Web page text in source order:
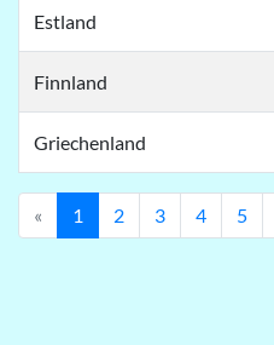
Estland
Finnland
Griechenland
« Previous
1 2 3 4 5